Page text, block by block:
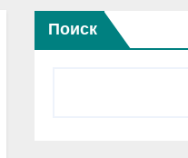
Поиск